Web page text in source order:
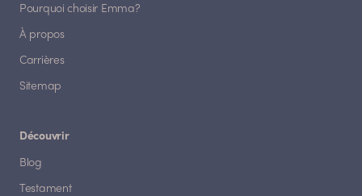
Pourquoi choisir Emma?
À propos
Carrières
Sitemap
Découvrir
Blog
Testament